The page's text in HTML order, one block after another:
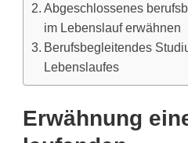
Abgeschlossenes
im Lebenslauf erwähnen
Berufsbegleitendes
Lebenslaufes
Erwähnung